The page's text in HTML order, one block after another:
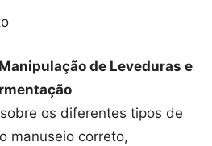
de Leveduras e
os diferentes tipos de
manuseio correto,